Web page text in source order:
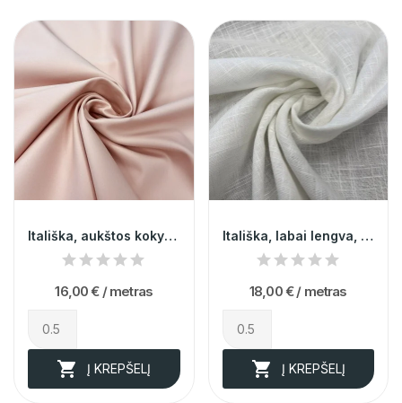
Itališka, aukštos kokybės rožinės spalvos...
16,00 € / metras
 Į KREPŠELĮ
Itališka, labai lengva, pieno spalvos medvilnė...
18,00 € / metras
 Į KREPŠELĮ